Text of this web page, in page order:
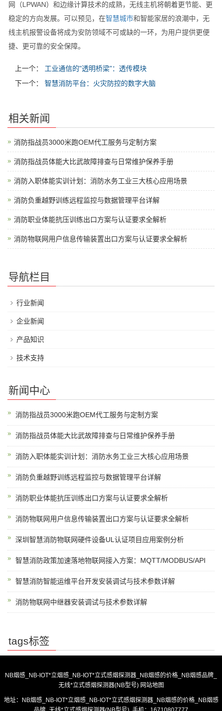
网（LPWAN）和边缘计算技术的成熟，无线主机将朝着更节能、更
稳定的方向发展。可以预见，在智慧城市和智能家居的浪潮中，无
线主机报警设备将成为安防领域不可或缺的一环，为用户提供更便
捷、更可靠的安全保障。
上一个：
工业通信的"透明桥梁"：透传模块
下一个：
智慧消防平台：火灾防控的数字大脑
相关新闻
消防指战员3000米跑OEM代工服务与定制方案
消防指战员体能大比武故障排查与日常维护保养手册
消防入职体能实训计划：消防水务工业三大核心应用场景
消防负重越野训练远程监控与数据管理平台详解
消防职业体能抗压训练出口方案与认证要求全解析
消防物联网用户信息传输装置出口方案与认证要求全解析
导航栏目
行业新闻
企业新闻
产品知识
技术支持
新闻中心
消防指战员3000米跑OEM代工服务与定制方案
消防指战员体能大比武故障排查与日常维护保养手册
消防入职体能实训计划：消防水务工业三大核心应用场景
消防负重越野训练远程监控与数据管理平台详解
消防职业体能抗压训练出口方案与认证要求全解析
消防物联网用户信息传输装置出口方案与认证要求全解析
深圳智慧消防物联网硬件设备UL认证项目应用案例分析
智慧消防政策加速落地物联网接入方案：MQTT/MODBUS/API
智慧消防智能运维平台开发安装调试与技术参数详解
消防物联网中继器安装调试与技术参数详解
tags标签
NB烟感_NB-IOT*立烟感_NB-IOT*立式感烟探测器_NB烟感的价格_NB烟感品牌_
无线*立式感烟探测器(NB型号) 网站地图
地址：NB烟感_NB-IOT*立烟感_NB-IOT*立式感烟探测器_NB烟感的价格_NB烟感